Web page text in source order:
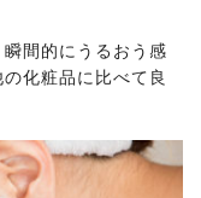
間的にうるおう感
化粧品に比べて良